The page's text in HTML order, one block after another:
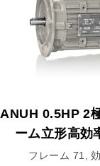
ANUH 0.5HP 2
ーム立形高効
フレーム 71,